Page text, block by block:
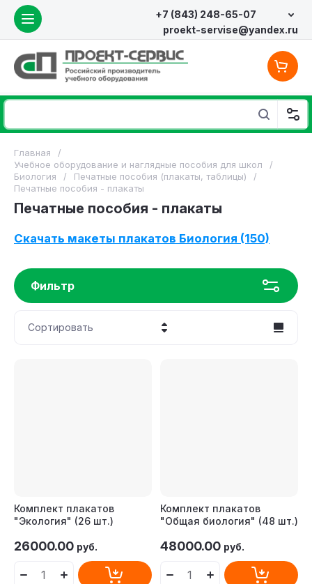
+7 (843) 248-65-07
proekt-servise@yandex.ru
Главная
/
Учебное оборудование и наглядные пособия для школ
/
Биология
/ Печатные пособия (плакаты, таблицы)
/
Печатные пособия - плакаты
Печатные пособия - плакаты
Скачать макеты плакатов Биология (150)
Фильтр
Сортировать
Комплект плакатов
"Экология" (26 шт.)
26000.00 руб.
Комплект плакатов
"Общая биология" (48 шт.)
48000.00 руб.